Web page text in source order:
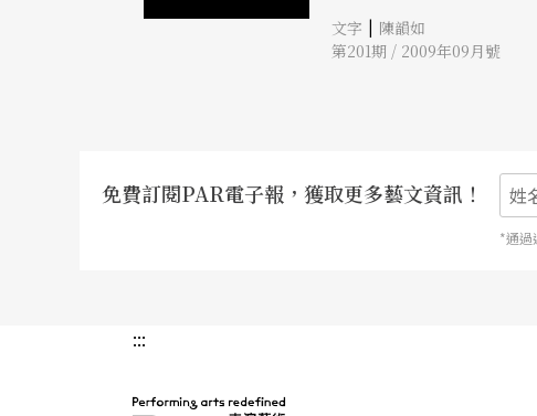
文字 | 陳韻如
第201期 / 2009年09月號
免費訂閱PAR電子報，獲取更多藝文資訊！
*通過
:::